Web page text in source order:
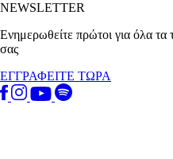
NEWSLETTER
Ενημερωθείτε πρώτοι για όλα τα
σας
ΕΓΓΡΑΦΕΙΤΕ ΤΩΡΑ